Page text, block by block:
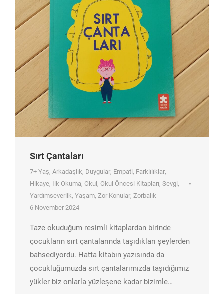
Sırt Çantaları
7+ Yaş, Arkadaşlık, Duygular, Empati, Farklılıklar,
Hikaye, İlk Okuma, Okul , Okul Öncesi Kitapları, Sevgi,
Yardımseverlik, Yaşam, Zor Konular, Zorbalık
6 November 2024
Taze okuduğum resimli kitaplardan birinde
çocukların sırt çantalarında taşıdıkları şeylerden
bahsediyordu. Hatta kitabın yazısında da
çocukluğumuzda sırt çantalarımızda taşıdığımız
yükler biz onlarla yüzleşene kadar bizimle…